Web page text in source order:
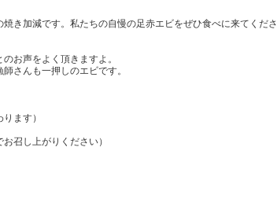
き加減です。私たちの自慢の足赤エビをぜひ食べに来てくださ
お声をよく頂きますよ。
さんも一押しのエビです。
ます）
召し上がりください）